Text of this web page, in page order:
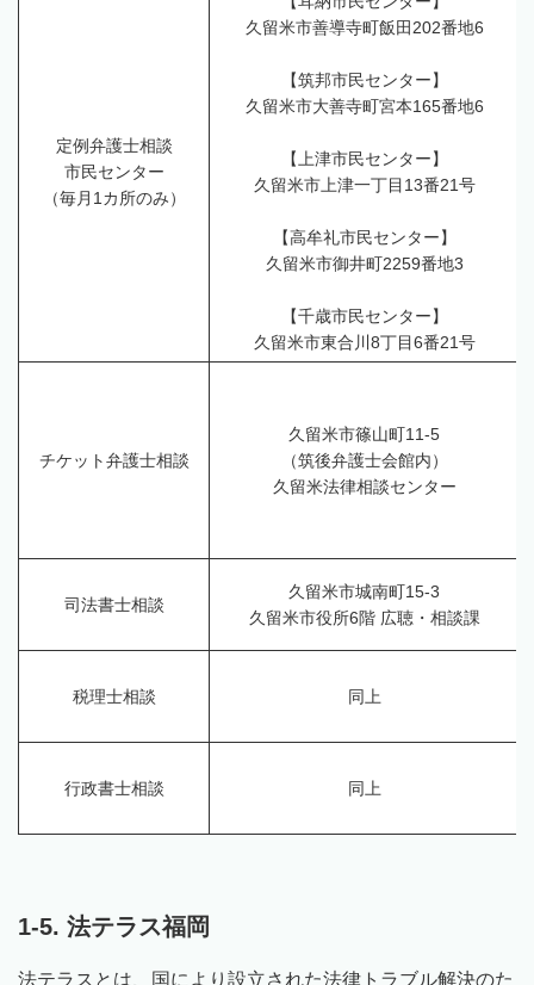
定例弁護士相談
市民センター
（毎月1カ所のみ）
久留米市善導寺町飯田202番地6
【筑邦市民センター】
久留米市大善寺町宮本165番地6
【上津市民センター】
久留米市上津一丁目13番21号
【高牟礼市民センター】
久留米市御井町2259番地3
【千歳市民センター】
久留米市東合川8丁目6番21号
チケット弁護士相談
久留米市篠山町11-5
（筑後弁護士会館内）
久留米法律相談センター
司法書士相談
久留米市城南町15-3
久留米市役所6階 広聴・相談課
税理士相談 同上
行政書士相談 同上
1-5. 法テラス福岡
法テラスとは、国により設立された法律トラブル解決のた